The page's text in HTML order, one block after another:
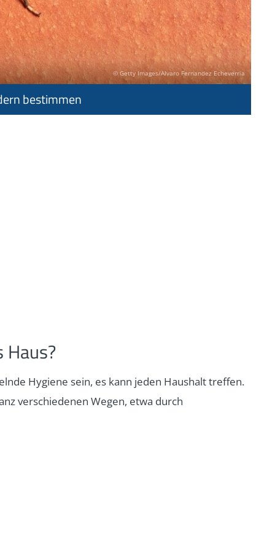
© Getty Images/Alvaro Fernandez Echeverria
bestimmen
Haus?
Hygiene sein, es kann jeden Haushalt treffen.
verschiedenen Wegen, etwa durch